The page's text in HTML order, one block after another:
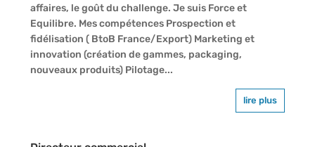
affaires, le goût du challenge. Je suis Force et
Equilibre. Mes compétences Prospection et
fidélisation ( BtoB France/Export) Marketing et
innovation (création de gammes, packaging,
nouveaux produits) Pilotage...
lire plus